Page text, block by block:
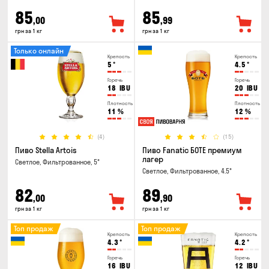
85,00
грн за 1 кг
85,99
грн за 1 кг
Крепость
5 °
Горечь
18 IBU
Плотность
11 %
(4)
Только онлайн
Пиво Stella Artois
Светлое, Фильтрованное, 5°
82,00
грн за 1 кг
Крепость
4.5 °
Горечь
20 IBU
Плотность
12 %
(15)
Пиво Fanatic БОТЕ премиум
лагер
Светлое, Фильтрованное, 4.5°
89,90
грн за 1 кг
Крепость
4.3°
Горечь
16 IBU
Топ продаж
Крепость
4.2 °
Горечь
12 IBU
Топ продаж